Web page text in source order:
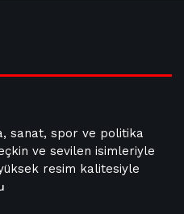
sanat, spor ve politika
ve sevilen isimleriyle
resim kalitesiyle